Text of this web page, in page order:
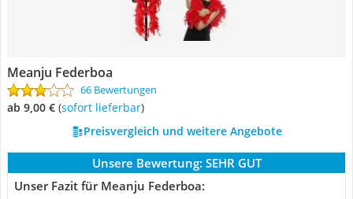
Meanju Federboa
66 Bewertungen
ab 9,00 € ( Sofort lieferbar)
Preisvergleich und weitere Angebote
Unsere Bewertung: SEHR GUT
Unser Fazit für Meanju Federboa: